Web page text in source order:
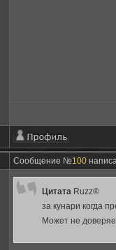
Сообщение №100
Цитата Ruzz®
за кунари когда
Может не